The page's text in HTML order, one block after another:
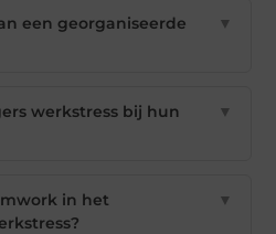
een georganiseerde
▼
werkstress bij hun
▼
in het
▼